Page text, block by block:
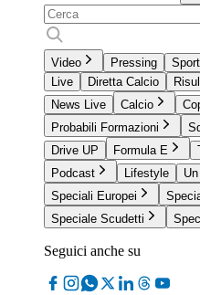
Video Pressing
Live
Diretta Calcio
News Live
Calcio
Probabili Formazioni
Drive UP
Formula E
Podcast
Lifestyle
Speciali Europei
Speciale Scudetti
Seguici anche su